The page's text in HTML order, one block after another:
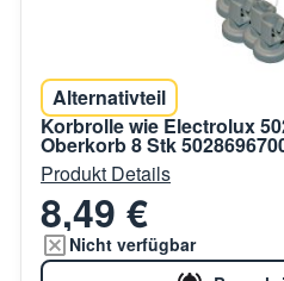
Alternativteil
Korbrolle wie Electrolux
Oberkorb 8 Stk
Produkt Details
8,49 €
Nicht verfügbar